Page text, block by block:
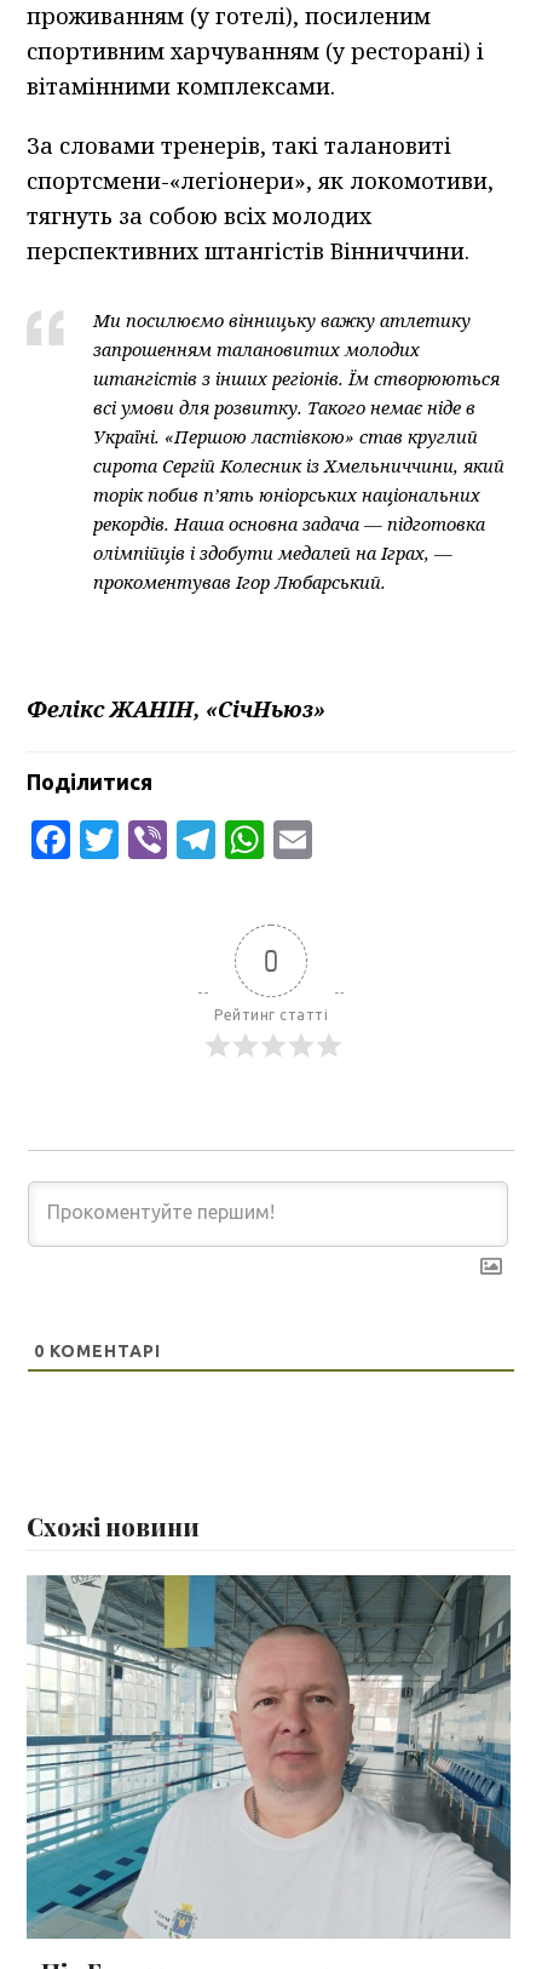
проживанням (у готелі), посиленим
спортивним харчуванням (у ресторані) і
вітамінними комплексами.
За словами тренерів, такі талановиті
спортсмени-«легіонери», як локомотиви,
тягнуть за собою всіх молодих
перспективних штангістів Вінниччини.
Ми посилюємо вінницьку важку атлетику
запрошенням талановитих молодих
штангістів з інших регіонів. Їм створюються
всі умови для розвитку. Такого немає ніде в
Україні. «Першою ластівкою» став круглий
сирота Сергій Колесник із Хмельниччини, який
торік побив п’ять юніорських національних
рекордів. Наша основна задача — підготовка
олімпійців і здобути медалей на Іграх, —
прокоментував Ігор Любарський.
Фелікс ЖАНІН, «СічНьюз»
Поділитися
Facebook
Twitter
ViberTelegram
WhatsApp
0
Рейтинг статті
0 КОМЕНТАРІ
Схожі новини